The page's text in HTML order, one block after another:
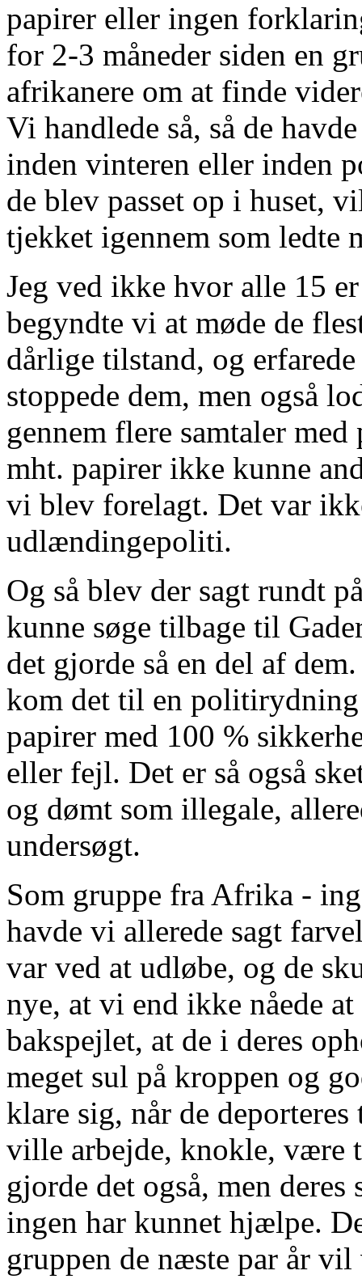
papirer eller ingen
for 2-3 måneder siden en
afrikanere om at finde
Vi handlede så, så de
inden vinteren eller inden
de blev passet op i huset,
tjekket igennem som ledte
Jeg ved ikke hvor alle 15
begyndte vi at møde de
dårlige tilstand, og
stoppede dem, men også
gennem flere samtaler
mht. papirer ikke kunne
vi blev forelagt. Det var
udlændingepoliti.
Og så blev der sagt rundt
kunne søge tilbage til
det gjorde så en del af
kom det til en
papirer med 100 %
eller fejl. Det er så også
og dømt som illegale,
undersøgt.
Som gruppe fra Afrika -
havde vi allerede sagt
var ved at udløbe, og de
nye, at vi end ikke nåede
bakspejlet, at de i deres
meget sul på kroppen og
klare sig, når de
ville arbejde, knokle, være
gjorde det også, men
ingen har kunnet hjælpe.
gruppen de næste par år